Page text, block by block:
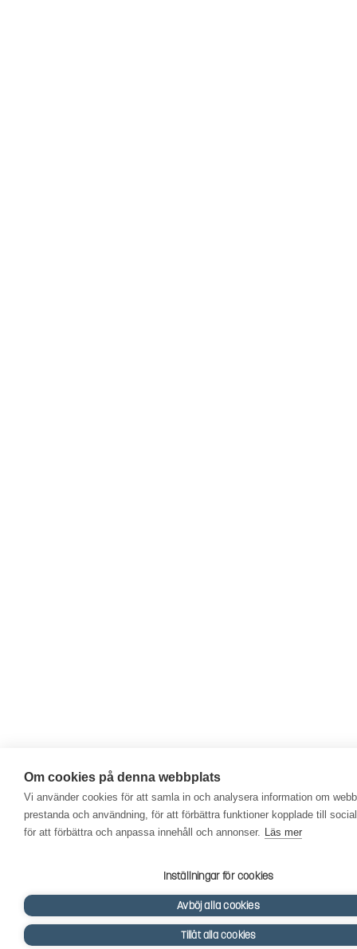
Om cookies på denna webbplats
Vi använder cookies för att samla in och analysera information om
prestanda och användning, för att förbättra funktioner kopplade till
för att förbättra och anpassa innehåll och annonser. Läs mer
Inställningar för cookies
Avböj alla cookies
Tillåt alla cookies